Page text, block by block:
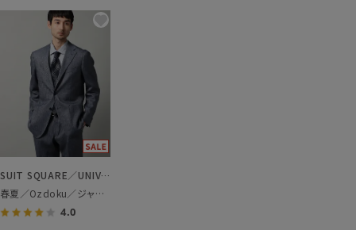
SUIT SQUARE／UNIVERSAL LANGUAGE
春夏／Ozdoku／ジャケット
4.0